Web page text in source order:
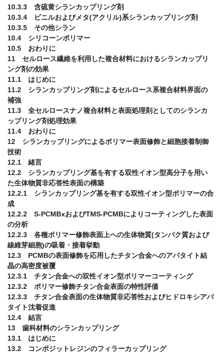
10.3.3 含硫黄シランカップリング剤
10.3.4 ビニルおよびメタ(アクリル)系シランカップリング剤
10.3.5 その他シラン
10.4 シリコーンポリマー
10.5 おわりに
11 セルロース繊維を利用した複合材料におけるシランカップリ
ング剤の効果
11.1 はじめに
11.2 シランカップリング剤によるセルロース系複合材料界面の
補強
11.3 全セルロースナノ複合材料と表面処理剤としてのシランカ
ップリング剤処理効果
11.4 おわりに
12 シランカップリングによるポリマー表面修飾と細胞接着制御
技術
12.1 緒言
12.2 シランカップリング基を有する双性イオン型高分子を用い
た生体物質非応答性表面の構築
12.2.1 シランカップリング基を有する双性イオン型ポリマーの合
成
12.2.2 S-PCMBxおよびTMS-PCMBによりコーティングした表面
の分析
12.2.3 各種ポリマー修飾表面上への生体物質(タンパク質および
線維芽細胞)の吸着・接着挙動
12.3 PCMBの表面修飾を応用したチタン合金へのアパタイト結
晶の高密度被覆
12.3.1 チタン合金への双性イオン型ポリマーコーティング
12.3.2 ポリマー修飾チタン合金表面の特性評価
12.3.3 チタン合金表面の生体物質非応答性およびヒドロキシアパ
タイト沈着促進
12.4 結言
13 歯科材料のシランカップリング
13.1 はじめに
13.2 コンポジットレジンのフィラーカップリング